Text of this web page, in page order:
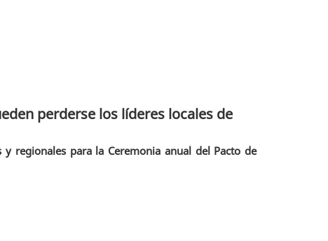
perderse los líderes locales de
regionales para la Ceremonia anual del Pacto de